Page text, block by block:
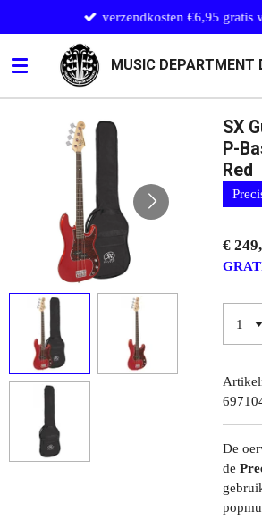
direct
naar
de
hoofdinhoud
MUSIC DEPARTMENT
verzendkosten €6,95 gratis
SX
P-
Red
€
De
de